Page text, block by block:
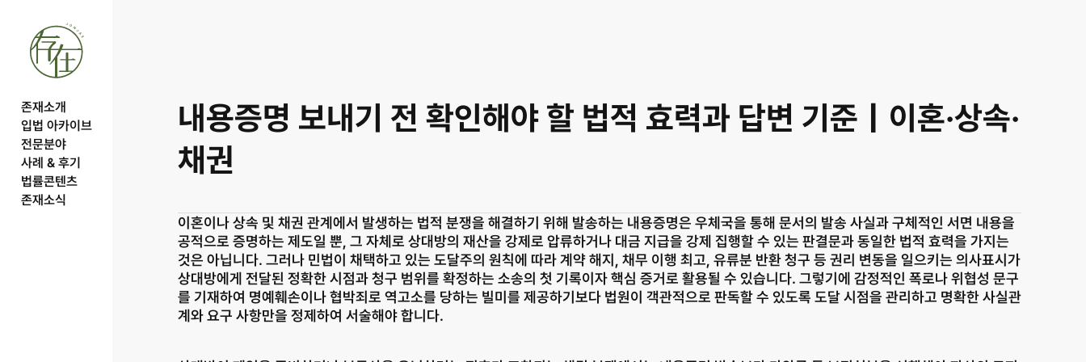
존재소개
입법 아카이브
전문분야
사례 & 후기
법률콘텐츠
존재소식
내용증명 보내기 전 확인해야 할 법적 효력과 답변 기준｜이혼·상속·
채권
이혼이나 상속 및 채권 관계에서 발생하는 법적 분쟁을 해결하기 위해 발송하는 내용증명은 우체국을 통해 문서의 발송 사실과 구체적인 서면 내용을
공적으로 증명하는 제도일 뿐, 그 자체로 상대방의 재산을 강제로 압류하거나 대금 지급을 강제 집행할 수 있는 판결문과 동일한 법적 효력을 가지는
것은 아닙니다. 그러나 민법이 채택하고 있는 도달주의 원칙에 따라 계약 해지, 채무 이행 최고, 유류분 반환 청구 등 권리 변동을 일으키는 의사표시가
상대방에게 전달된 정확한 시점과 청구 범위를 확정하는 소송의 첫 기록이자 핵심 증거로 활용될 수 있습니다. 그렇기에 감정적인 폭로나 위협성 문구
를 기재하여 명예훼손이나 협박죄로 역고소를 당하는 빌미를 제공하기보다 법원이 객관적으로 판독할 수 있도록 도달 시점을 관리하고 명확한 사실관
계와 요구 사항만을 정제하여 서술해야 합니다.